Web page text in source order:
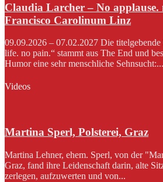
Claudia Larcher – No
Francisco Carolinum Linz
09.09.2026 – 07.02.2027 Die
life. no pain.“ stammt aus The End und
Humor eine sehr menschliche Sehnsucht:...
Videos
Martina Sperl, Polsterei, Graz
Martina Lehner, ehem. Sperl, von der
Graz, fand ihre Leidenschaft darin, alte
zerlegen, aufzuwerten und von...